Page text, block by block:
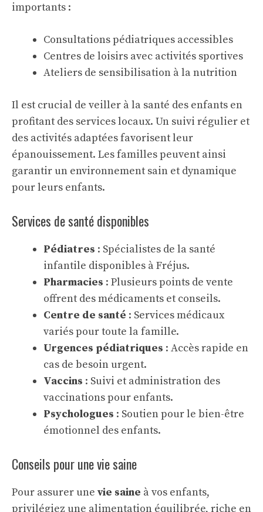
importants :
Consultations pédiatriques accessibles
Centres de loisirs avec activités sportives
Ateliers de sensibilisation à la nutrition
Il est crucial de veiller à la santé des enfants en
profitant des services locaux. Un suivi régulier et
des activités adaptées favorisent leur
épanouissement. Les familles peuvent ainsi
garantir un environnement sain et dynamique
pour leurs enfants.
Services de santé disponibles
Pédiatres : Spécialistes de la santé
infantile disponibles à Fréjus.
Pharmacies : Plusieurs points de vente
offrent des médicaments et conseils.
Centre de santé : Services médicaux
variés pour toute la famille.
Urgences pédiatriques : Accès rapide en
cas de besoin urgent.
Vaccins : Suivi et administration des
vaccinations pour enfants.
Psychologues : Soutien pour le bien-être
émotionnel des enfants.
Conseils pour une vie saine
Pour assurer une vie saine à vos enfants,
privilégiez une alimentation équilibrée, riche en